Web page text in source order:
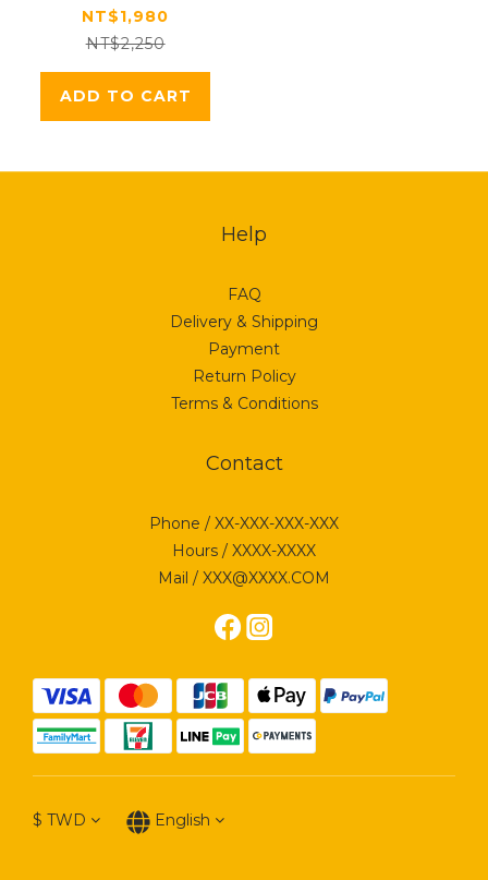
NT$1,980
NT$2,250
ADD TO CART
Help
FAQ
Delivery & Shipping
Payment
Return Policy
Terms & Conditions
Contact
Phone / XX-XXX-XXX-XXX
Hours / XXXX-XXXX
Mail / XXX@XXXX.COM
$ TWD English